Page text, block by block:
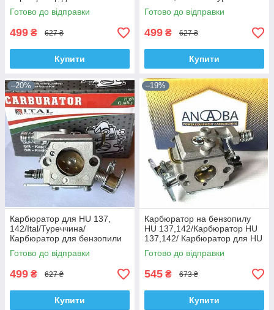
HU 137, 142
Готово до відправки
499 ₴ 627 ₴
Купити
Готово до відправки
499 ₴ 627 ₴
Купити
–20%
Карбюратор для HU 137,
142/Ital/Туреччина/
Карбюратор для бензопили
HU 137, 142
Готово до відправки
499 ₴ 627 ₴
Купити
–19%
Карбюратор на бензопилу
HU 137,142/Карбюратор HU
137,142/ Карбюратор для HU
137,142/Anaba
Готово до відправки
545 ₴ 673 ₴
Купити